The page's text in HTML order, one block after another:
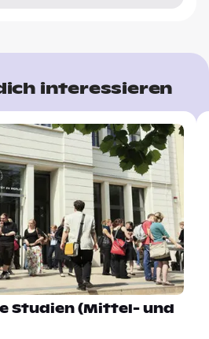
interessieren
Studien (Mittel- und